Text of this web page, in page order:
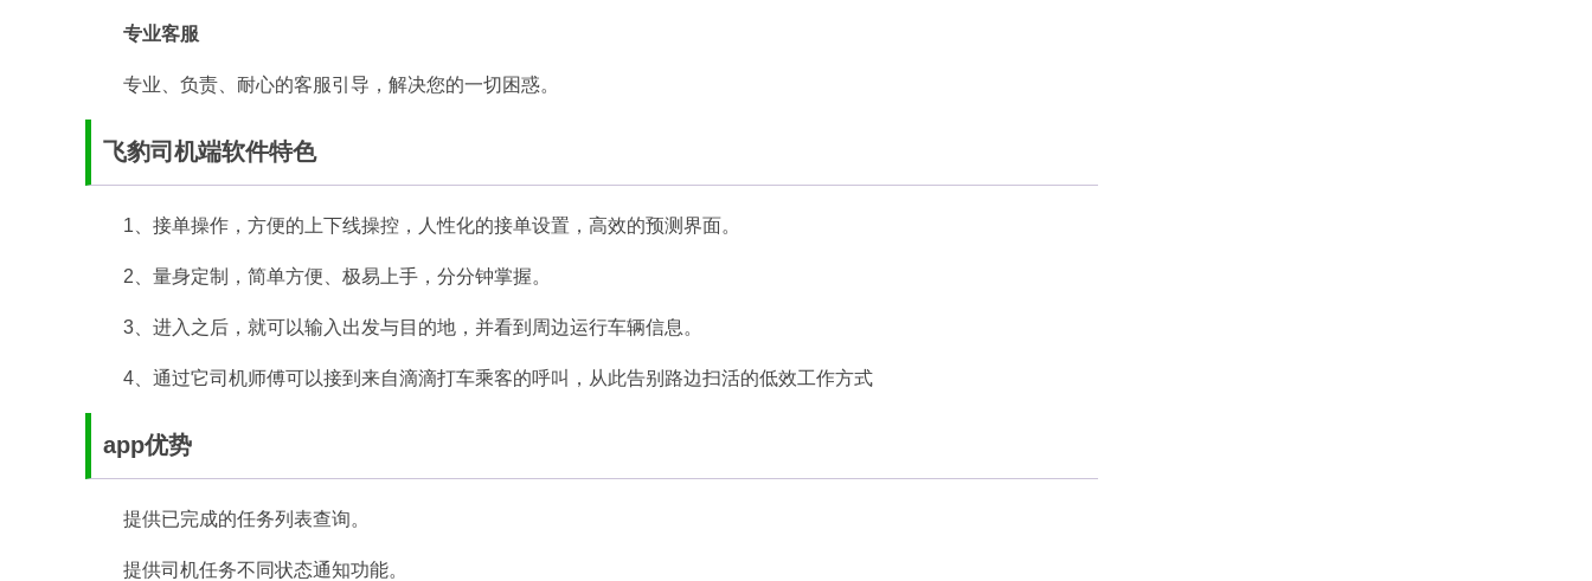
专业客服
专业、负责、耐心的客服引导，解决您的一切困惑。
飞豹司机端软件特色
1、接单操作，方便的上下线操控，人性化的接单设置，高效的预测界面。
2、量身定制，简单方便、极易上手，分分钟掌握。
3、进入之后，就可以输入出发与目的地，并看到周边运行车辆信息。
4、通过它司机师傅可以接到来自滴滴打车乘客的呼叫，从此告别路边扫活的低效工作方式
app优势
提供已完成的任务列表查询。
提供司机任务不同状态通知功能。